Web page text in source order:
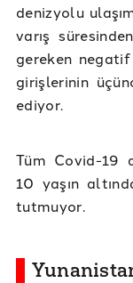
denizyolu
varış
gereken
girişlerinin
ediyor.
Tüm Covid-19
10 yaşın
tutmuyor.